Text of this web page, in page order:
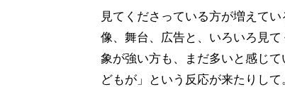
見てくださっている方が増えて
像、舞台、広告と、いろいろ見
象が強い方も、まだ多いと感じ
どもが」という反応が来たりし